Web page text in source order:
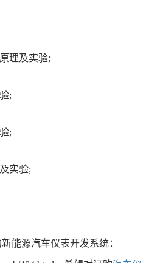
理及实验;
;
;
实验;
源汽车仪表开发系统：